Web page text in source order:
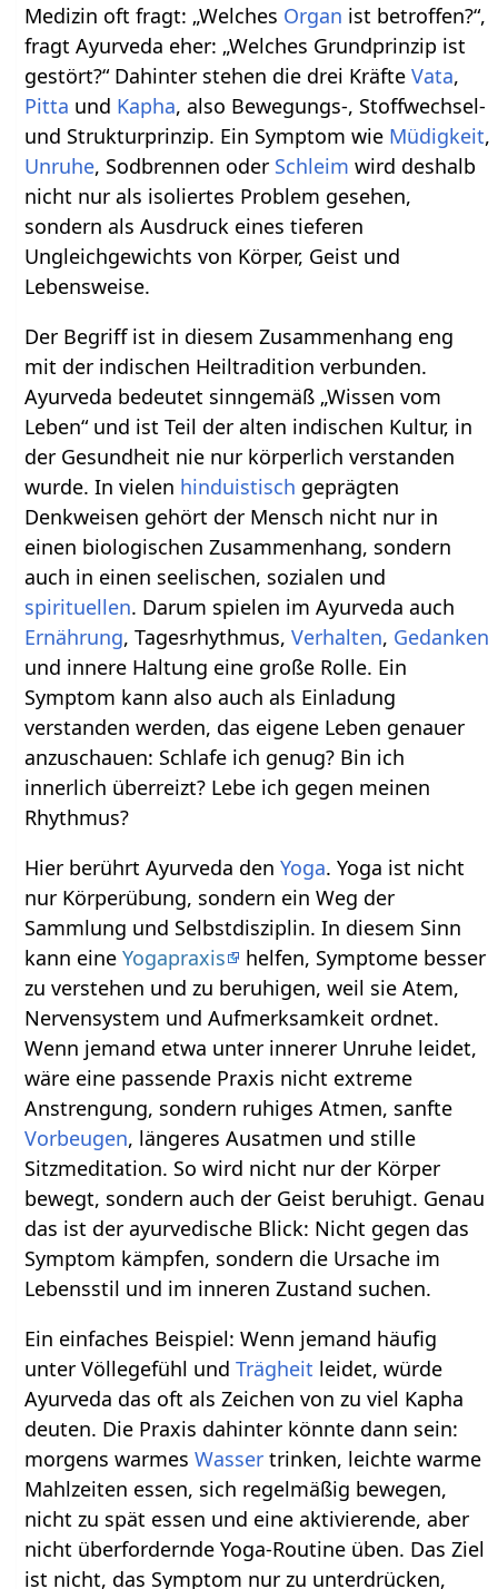
Medizin oft fragt: „Welches Organ ist betroffen?“,
fragt Ayurveda eher: „Welches Grundprinzip ist
gestört?“ Dahinter stehen die drei KräfteVata,
Pitta und Kapha, also Bewegungs-, Stoffwechsel-
und Strukturprinzip. Ein Symptom wie Müdigkeit,
Unruhe, Sodbrennen oder Schleim wird deshalb
nicht nur als isoliertes Problem gesehen,
sondern als Ausdruck eines tieferen
Ungleichgewichts von Körper, Geist und
Lebensweise.
Der Begriff ist in diesem Zusammenhang eng
mit der indischen Heiltradition verbunden.
Ayurveda bedeutet sinngemäß „Wissen vom
Leben“ und ist Teil der alten indischen Kultur, in
der Gesundheit nie nur körperlich verstanden
wurde. In vielen hinduistisch geprägten
Denkweisen gehört der Mensch nicht nur in
einen biologischen Zusammenhang, sondern
auch in einen seelischen, sozialen und
spirituellen. Darum spielen im Ayurveda auch
Ernährung, Tagesrhythmus,Verhalten, Gedanken
und innere Haltung eine große Rolle. Ein
Symptom kann also auch als Einladung
verstanden werden, das eigene Leben genauer
anzuschauen: Schlafe ich genug? Bin ich
innerlich überreizt? Lebe ich gegen meinen
Rhythmus?
Hier berührt Ayurveda denYoga. Yoga ist nicht
nur Körperübung, sondern ein Weg der
Sammlung und Selbstdisziplin. In diesem Sinn
kann eineYogapraxis
helfen, Symptome besser
zu verstehen und zu beruhigen, weil sie Atem,
Nervensystem und Aufmerksamkeit ordnet.
Wenn jemand etwa unter innerer Unruhe leidet,
wäre eine passende Praxis nicht extreme
Anstrengung, sondern ruhiges Atmen, sanfte
Vorbeugen, längeres Ausatmen und stille
Sitzmeditation. So wird nicht nur der Körper
bewegt, sondern auch der Geist beruhigt. Genau
das ist der ayurvedische Blick: Nicht gegen das
Symptom kämpfen, sondern die Ursache im
Lebensstil und im inneren Zustand suchen.
Ein einfaches Beispiel: Wenn jemand häufig
unter Völlegefühl undTrägheit leidet, würde
Ayurveda das oft als Zeichen von zu viel Kapha
deuten. Die Praxis dahinter könnte dann sein:
morgens warmesWasser trinken, leichte warme
Mahlzeiten essen, sich regelmäßig bewegen,
nicht zu spät essen und eine aktivierende, aber
nicht überfordernde Yoga-Routine üben. Das Ziel
ist nicht, das Symptom nur zu unterdrücken,